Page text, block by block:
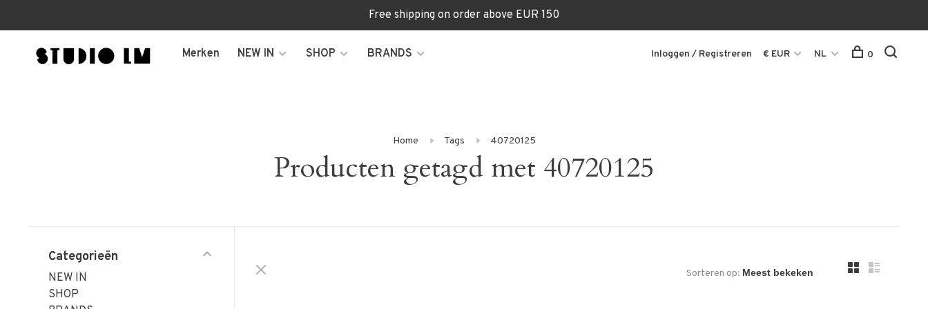
Free shipping on order above EUR 150
Merken NEW IN SHOP BRANDS Inloggen / Registreren € EUR NL 0
Home Tags 40720125
Producten getagd met 40720125
Categorieën
NEW IN
SHOP
Sorteren op: